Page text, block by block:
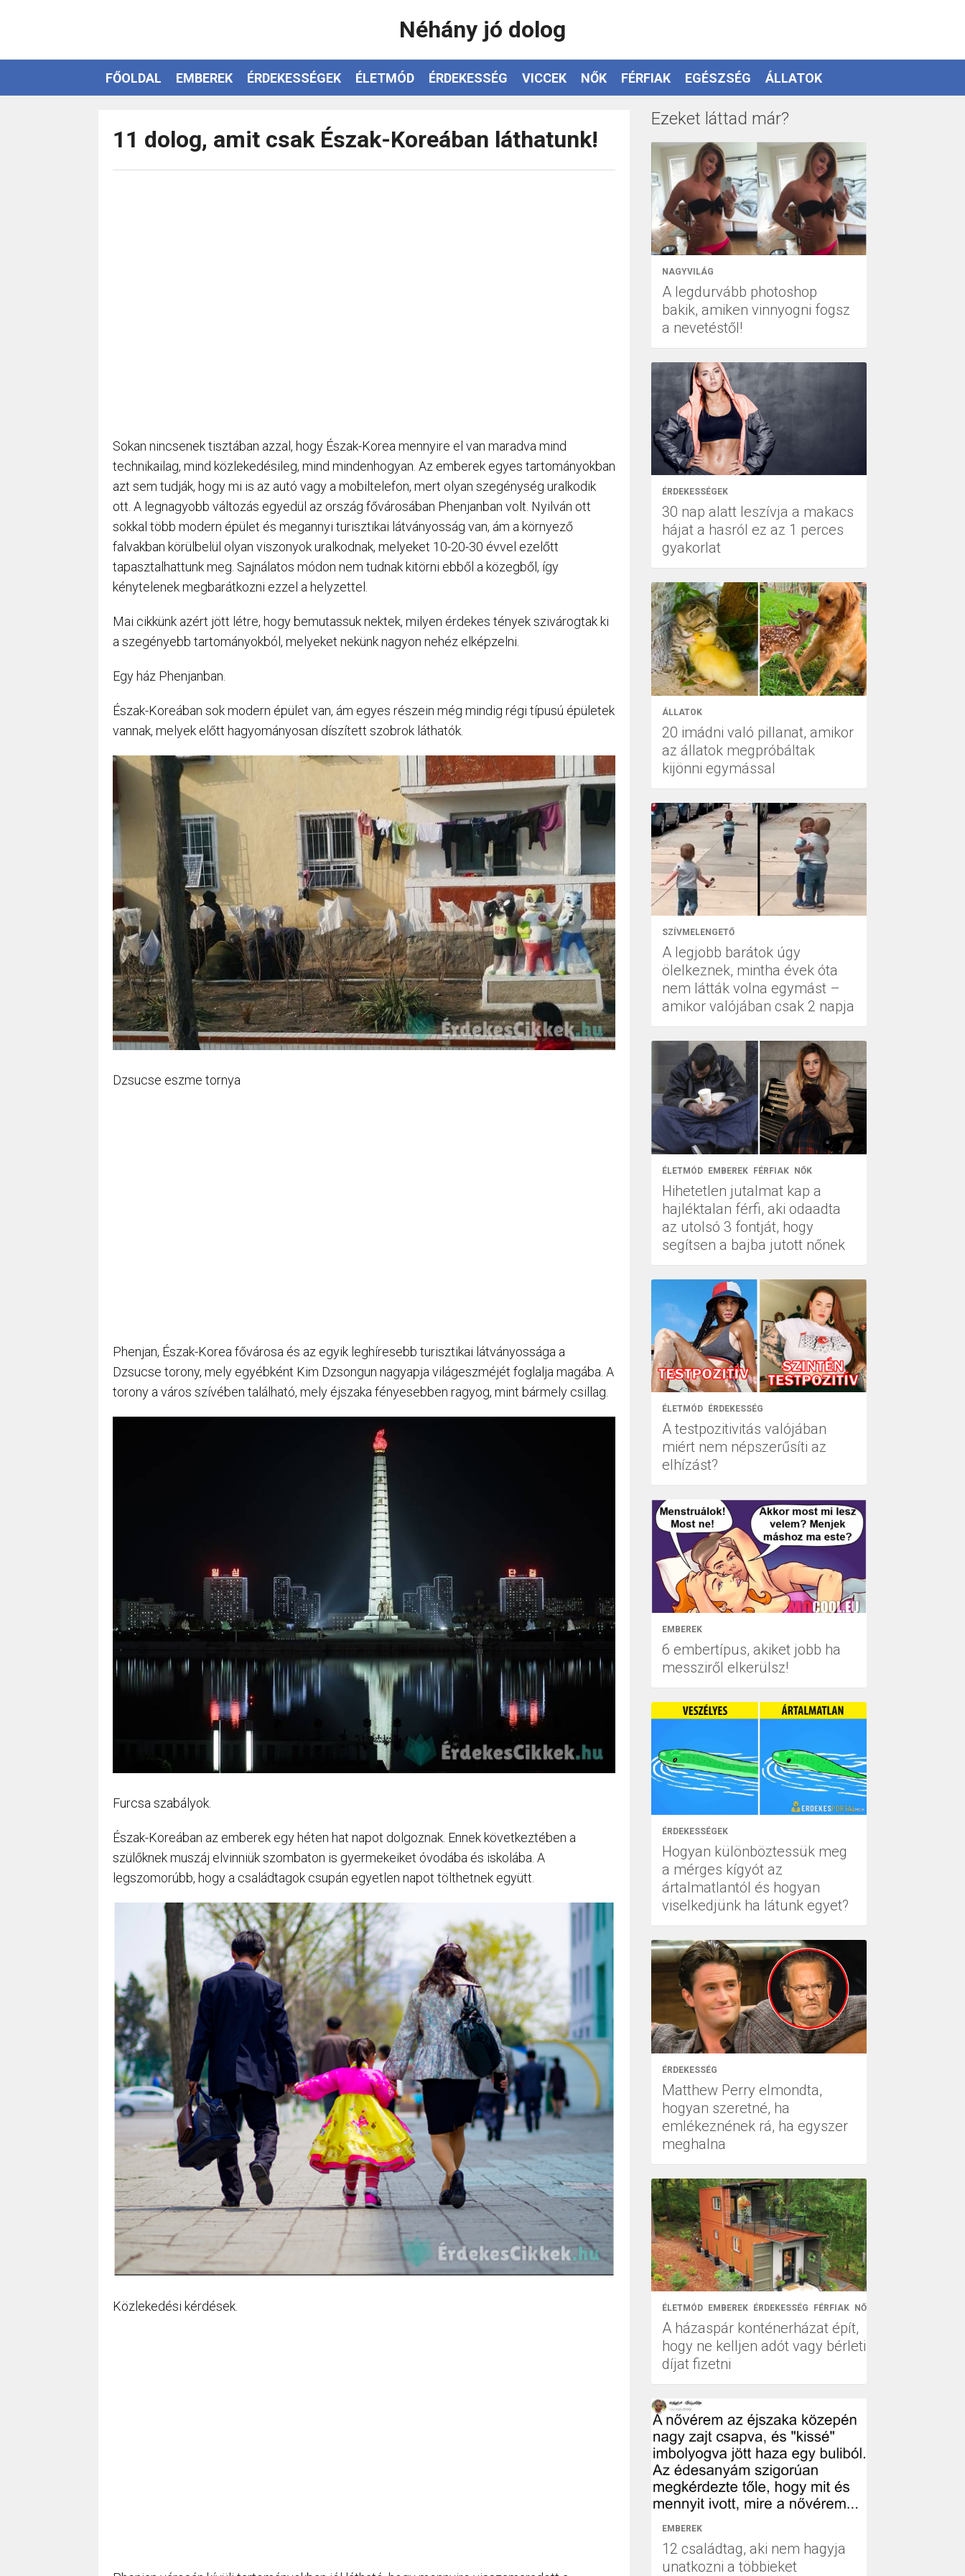
Néhány jó dolog
FŐOLDAL EMBEREK ÉRDEKESSÉGEK ÉLETMÓD ÉRDEKESSÉG VICCEK NŐK FÉRFIAK EGÉSZSÉG ÁLLATOK
11 dolog, amit csak Észak-Koreában láthatunk!
Sokan nincsenek tisztában azzal, hogy Észak-Korea mennyire el van maradva mind
technikailag, mind közlekedésileg, mind mindenhogyan. Az emberek egyes tartományokban
azt sem tudják, hogy mi is az autó vagy a mobiltelefon, mert olyan szegénység uralkodik
ott. A legnagyobb változás egyedül az ország fővárosában Phenjanban volt. Nyilván ott
sokkal több modern épület és megannyi turisztikai látványosság van, ám a környező
falvakban körülbelül olyan viszonyok uralkodnak, melyeket 10-20-30 évvel ezelőtt
tapasztalhattunk meg. Sajnálatos módon nem tudnak kitörni ebből a közegből, így
kénytelenek megbarátkozni ezzel a helyzettel.
Mai cikkünk azért jött létre, hogy bemutassuk nektek, milyen érdekes tények szivárogtak ki
a szegényebb tartományokból, melyeket nekünk nagyon nehéz elképzelni.
Egy ház Phenjanban.
Észak-Koreában sok modern épület van, ám egyes részein még mindig régi típusú épületek
vannak, melyek előtt hagyományosan díszített szobrok láthatók.
Dzsucse eszme tornya
Phenjan, Észak-Korea fővárosa és az egyik leghíresebb turisztikai látványossága a
Dzsucse torony, mely egyébként Kim Dzsongun nagyapja világeszméjét foglalja magába. A
torony a város szívében található, mely éjszaka fényesebben ragyog, mint bármely csillag.
Furcsa szabályok.
Észak-Koreában az emberek egy héten hat napot dolgoznak. Ennek következtében a
szülőknek muszáj elvinniük szombaton is gyermekeiket óvodába és iskolába. A
legszomorúbb, hogy a családtagok csupán egyetlen napot tölthetnek együtt.
Közlekedési kérdések.
Ezeket láttad már?
NAGYVILÁG
A legdurvább photoshop
bakik, amiken vinnyogni fogsz
a nevetéstől!
ÉRDEKESSÉGEK
30 nap alatt leszívja a makacs
hájat a hasról ez az 1 perces
gyakorlat
ÁLLATOK
20 imádni való pillanat, amikor
az állatok megpróbáltak
kijönni egymással
SZÍVMELENGETŐ
A legjobb barátok úgy
ölelkeznek, mintha évek óta
nem látták volna egymást –
amikor valójában csak 2 napja
ÉLETMÓD EMBEREK FÉRFIAK NŐK
Hihetetlen jutalmat kap a
hajléktalan férfi, aki odaadta
az utolsó 3 fontját, hogy
segítsen a bajba jutott nőnek
ÉLETMÓD ÉRDEKESSÉG
A testpozitivitás valójában
miért nem népszerűsíti az
elhízást?
EMBEREK
6 embertípus, akiket jobb ha
messziről elkerülsz!
ÉRDEKESSÉGEK
Hogyan különböztessük meg
a mérges kígyót az
ártalmatlantól és hogyan
viselkedjünk ha látunk egyet?
ÉRDEKESSÉG
Matthew Perry elmondta,
hogyan szeretné, ha
emlékeznének rá, ha egyszer
meghalna
ÉLETMÓD EMBEREK ÉRDEKESSÉG FÉRFIAK NŐK
A házaspár konténerházat épít,
hogy ne kelljen adót vagy bérleti
díjat fizetni
EMBEREK
12 családtag, aki nem hagyja
unatkozni a többieket